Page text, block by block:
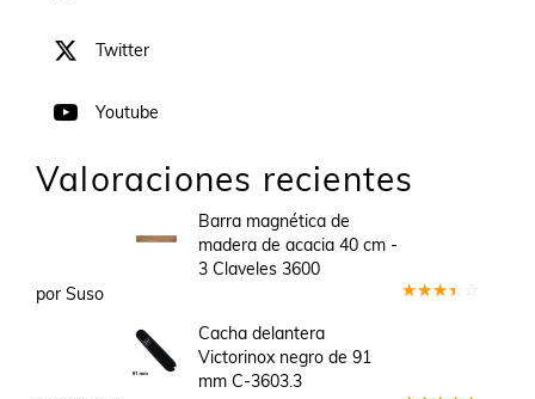
Twitter
Youtube
Valoraciones recientes
Barra magnética de
madera de acacia 40 cm -
3 Claveles 3600
por Suso
Cacha delantera
Victorinox negro de 91
mm C-3603.3